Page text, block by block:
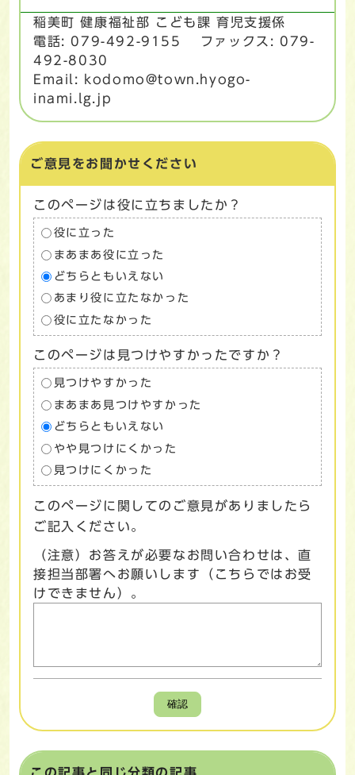
稲美町 健康福祉部 こども課 育児支援係
電話: 079-492-9155 ファックス: 079-
492-8030
Email: kodomo@town.hyogo-
inami.lg.jp
ご意見をお聞かせください
このページは役に立ちましたか？
役に立った
まあまあ役に立った
どちらともいえない
あまり役に立たなかった
役に立たなかった
このページは見つけやすかったですか？
見つけやすかった
まあまあ見つけやすかった
どちらともいえない
やや見つけにくかった
見つけにくかった
このページに関してのご意見がありましたら
ご記入ください。
（注意）お答えが必要なお問い合わせは、直
接担当部署へお願いします（こちらではお受
けできません）。
確認
この記事と同じ分類の記事